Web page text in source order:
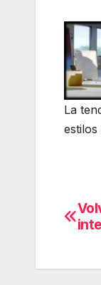
La
estilos